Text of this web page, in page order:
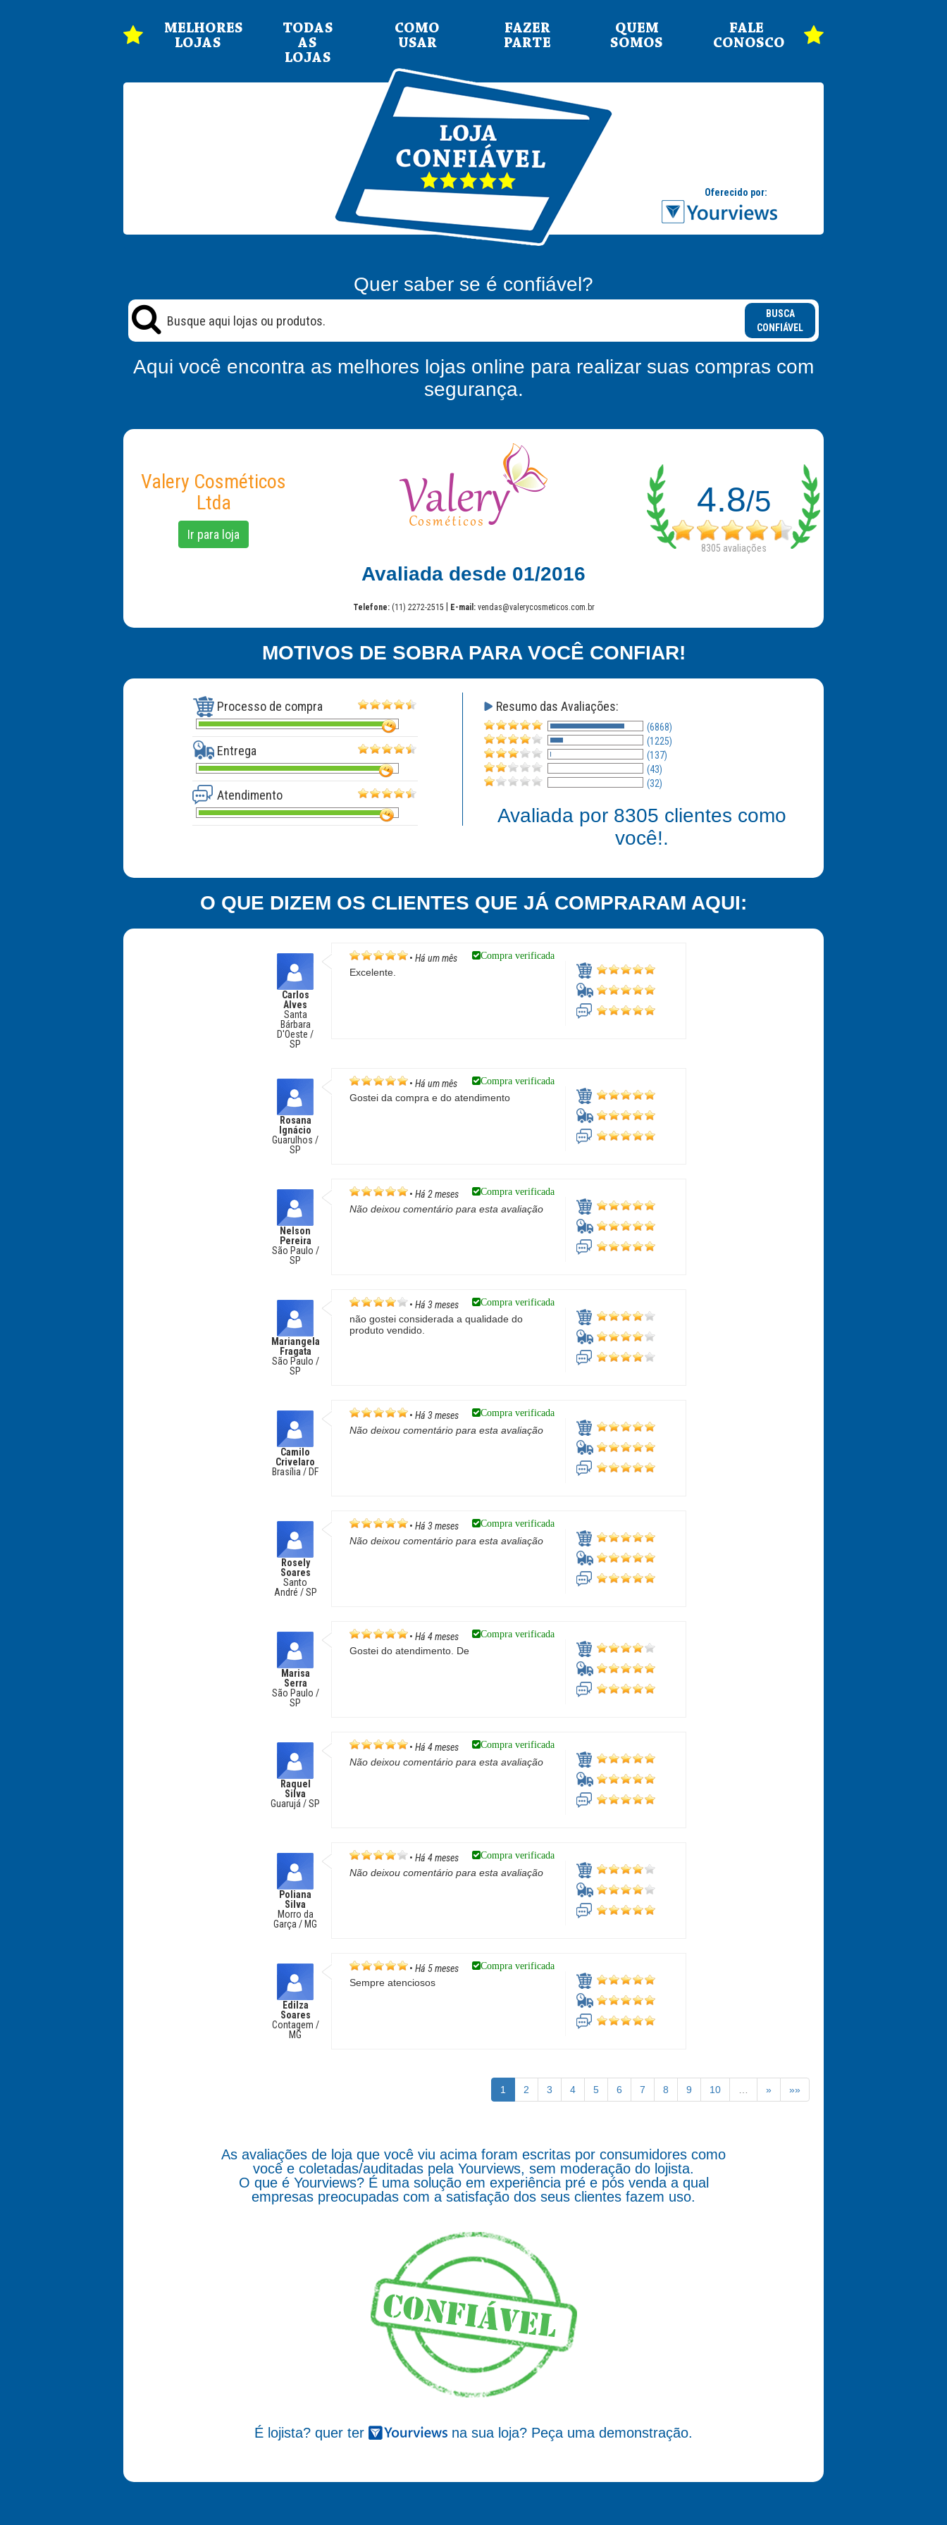
MELHORES
LOJAS
TODAS
AS
LOJAS
COMO
USAR
FAZER
PARTE
QUEM
SOMOS
FALE
CONOSCO
Quer saber se é confiável?
BUSCA
CONFIÁVEL
Aqui você encontra as melhores lojas online para realizar suas compras com
segurança.
Valery Cosméticos
Ltda
Ir para loja
4.8/5
8305 avaliações
Avaliada desde 01/2016
Telefone: (11) 2272-2515 E-mail:vendas@valerycosmeticos.com.br
MOTIVOS DE SOBRA PARA VOCÊ CONFIAR!
Processo de compra
Entrega
Atendimento
Resumo das Avaliações:
(6868)
(1225)
(137)
(43)
(32)
Avaliada por 8305 clientes como
você!.
O QUE DIZEM OS CLIENTES QUE JÁ COMPRARAM AQUI:
Carlos
Alves
Santa
Bárbara
D'Oeste /
SP
• Há um mês Compra verificada
Excelente.
Rosana
Ignácio
Guarulhos /
SP
• Há um mês Compra verificada
Gostei da compra e do atendimento
Nelson
Pereira
São Paulo /
SP
• Há 2 meses Compra verificada
Não deixou comentário para esta avaliação
Mariangela
Fragata
São Paulo /
SP
• Há 3 meses Compra verificada
não gostei considerada a qualidade do
produto vendido.
Camilo
Crivelaro
Brasília / DF
• Há 3 meses Compra verificada
Não deixou comentário para esta avaliação
Rosely
Soares
Santo
André / SP
• Há 3 meses Compra verificada
Não deixou comentário para esta avaliação
Marisa
Serra
São Paulo /
SP
• Há 4 meses Compra verificada
Gostei do atendimento. De
Raquel
Silva
Guarujá / SP
• Há 4 meses Compra verificada
Não deixou comentário para esta avaliação
Poliana
Silva
Morro da
Garça / MG
• Há 4 meses Compra verificada
Não deixou comentário para esta avaliação
Edilza
Soares
Contagem /
MG
• Há 5 meses Compra verificada
Sempre atenciosos
1 2 3 4 5 6 7 8 9 10 » »»
As avaliações de loja que você viu acima foram escritas por consumidores como
você e coletadas/auditadas pela Yourviews, sem moderação do lojista.
O que é Yourviews? É uma solução em experiência pré e pós venda a qual
empresas preocupadas com a satisfação dos seus clientes fazem uso.
É lojista? quer ter na sua loja? Peça uma demonstração.